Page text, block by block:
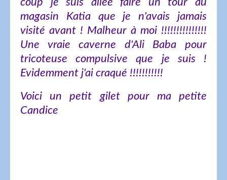
magasin Katia que je n'avais jamais
visité avant ! Malheur à moi !!!!!!!!!!!!!!!
Une vraie caverne d'Ali Baba pour
tricoteuse compulsive que je suis !
Evidemment j'ai craqué !!!!!!!!!!!
Voici un petit gilet pour ma petite
Candice